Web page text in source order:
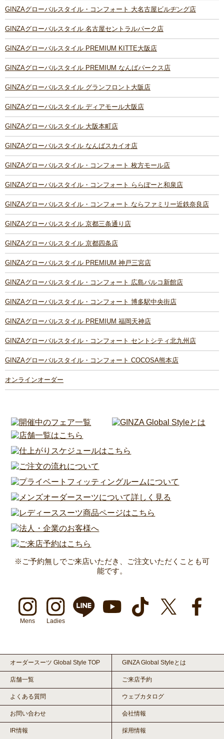
GINZAグローバルスタイル・コンフォート 大名古屋ビルヂング店
GINZAグローバルスタイル 名古屋セントラルパーク店
GINZAグローバルスタイル PREMIUM KITTE大阪店
GINZAグローバルスタイル PREMIUM なんばパークス店
GINZAグローバルスタイル グランフロント大阪店
GINZAグローバルスタイル ディアモール大阪店
GINZAグローバルスタイル 大阪本町店
GINZAグローバルスタイル なんばスカイオ店
GINZAグローバルスタイル・コンフォート 枚方モール店
GINZAグローバルスタイル・コンフォート ららぽーと和泉店
GINZAグローバルスタイル・コンフォート ならファミリー近鉄奈良店
GINZAグローバルスタイル 京都三条通り店
GINZAグローバルスタイル 京都四条店
GINZAグローバルスタイル PREMIUM 神戸三宮店
GINZAグローバルスタイル・コンフォート 広島パルコ新館店
GINZAグローバルスタイル・コンフォート 博多駅中央街店
GINZAグローバルスタイル PREMIUM 福岡天神店
GINZAグローバルスタイル・コンフォート セントシティ北九州店
GINZAグローバルスタイル・コンフォート COCOSA熊本店
オンラインオーダー
※ご予約無しでご来店いただき、ご注文いただくことも可
能です。
Mens Ladies
オーダースーツ Global Style TOP GINZA Global Styleとは
店舗一覧 ご来店予約
よくある質問 ウェブカタログ
お問い合わせ 会社情報
IR情報 採用情報